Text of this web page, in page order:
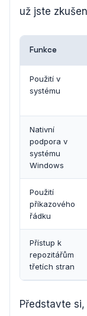
už jste
Funkce
Použití v
systému
Nativní
podpora v
systému
Windows
Použití
příkazového
řádku
Přístup k
repozitářům
třetích stran
Představte